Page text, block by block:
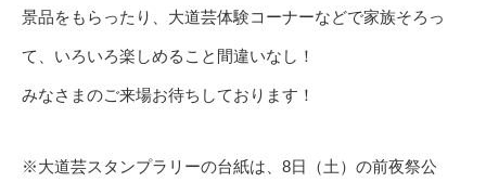
景品をもらったり、大道芸体験コーナーなどで家族そろっ
て、いろいろ楽しめること間違いなし！
みなさまのご来場お待ちしております！
※大道芸スタンプラリーの台紙は、8日（土）の前夜祭公